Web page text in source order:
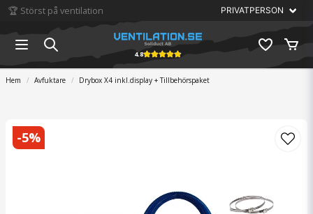
🏆 Störst på ventilation
4.8
Hem Avfuktare Drybox X4 inkl.display + Tillbehörspaket
-5%